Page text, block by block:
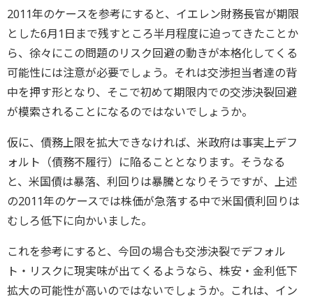
2011年のケースを参考にすると、イエレン財務長官が期限
とした6月1日まで残すところ半月程度に迫ってきたことか
ら、徐々にこの問題のリスク回避の動きが本格化してくる
可能性には注意が必要でしょう。それは交渉担当者達の背
中を押す形となり、そこで初めて期限内での交渉決裂回避
が模索されることになるのではないでしょうか。
仮に、債務上限を拡大できなければ、米政府は事実上デフ
ォルト（債務不履行）に陥ることとなります。そうなる
と、米国債は暴落、利回りは暴騰となりそうですが、上述
の2011年のケースでは株価が急落する中で米国債利回りは
むしろ低下に向かいました。
これを参考にすると、今回の場合も交渉決裂でデフォル
ト・リスクに現実味が出てくるようなら、株安・金利低下
拡大の可能性が高いのではないでしょうか。これは、イン